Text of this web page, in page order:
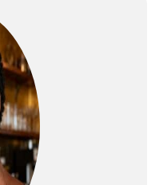
incassable,
résistant aux
rayures, résistant
aux chocs
thermiques,
breveté.
Collection pure -
Haute mode et
conçu avec des
lignes nettes et